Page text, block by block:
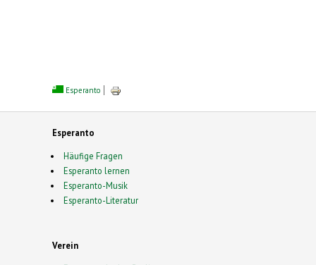
Esperanto
Esperanto
Häufige Fragen
Esperanto lernen
Esperanto-Musik
Esperanto-Literatur
Verein